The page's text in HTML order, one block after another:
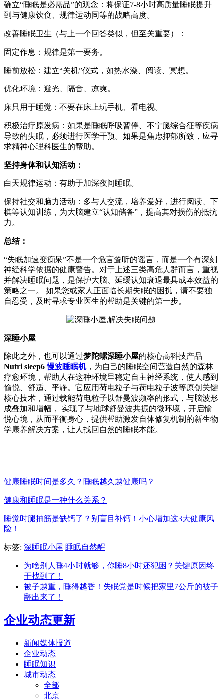
确立“睡眠是必需品”的观念：将保证7-8小时高质量睡眠提升
到与健康饮食、规律运动同等的战略高度。
改善睡眠卫生（与上一个回答类似，但至关重要）：
固定作息：规律是第一要务。
睡前放松：建立“关机”仪式，如热水澡、阅读、冥想。
优化环境：避光、隔音、凉爽。
床只用于睡觉：不要在床上玩手机、看电视。
积极治疗原发病：如果是睡眠呼吸暂停、不宁腿综合征等疾病
导致的失眠，必须进行医学干预。如果是焦虑抑郁所致，应寻
求精神心理科医生的帮助。
坚持身体和认知活动：
白天规律运动：有助于加深夜间睡眠。
保持社交和脑力活动：多与人交流，培养爱好，进行阅读、下
棋等认知训练，为大脑建立“认知储备”，提高其对损伤的抵抗
力。
总结：
“失眠加速变痴呆”不是一个危言耸听的谣言，而是一个有深刻
神经科学依据的健康警告。对于上述三类高危人群而言，重视
并解决睡眠问题，是保护大脑、延缓认知衰退最具成本效益的
策略之一。 如果您或家人正面临长期失眠的困扰，请不要独
自忍受，及时寻求专业医生的帮助是关键的第一步。
深睡小屋
除此之外，也可以通过梦陀螺深睡小屋的核心高科技产品——
Nutri sleep6慢波睡眠机，为自己的睡眠空间营造自然的森林
疗愈环境，帮助人在这种环境里稳定自主神经系统，使人感到
愉悦、舒适、平静。它应用荷电粒子与荷电粒子波等原创关键
核心技术，通过载能荷电粒子以舒曼波频率的形式，与脑波形
成叠加和增幅， 实现了与地球舒曼波共振的微环境，开启愉
悦心境，从而平衡身心，提供帮助激发自体修复机制的新生物
学康养解决方案，让人找回自然的睡眠本能。
健康睡眠时间是多久？睡眠越久越健康吗？
健康和睡眠是一种什么关系？
睡觉时腿抽筋是缺钙了？别盲目补钙！小心增加这3大健康风
险！
标签: 深睡眠小屋 睡眠自然醒
为啥别人睡4小时就够，你睡8小时还犯困？关键原因终
于找到了！
被子越重，睡得越香！失眠党是时候把家里7公斤的被子
翻出来了！
企业动态更新
新闻媒体报道
企业动态
睡眠知识
城市动态
全部
北京